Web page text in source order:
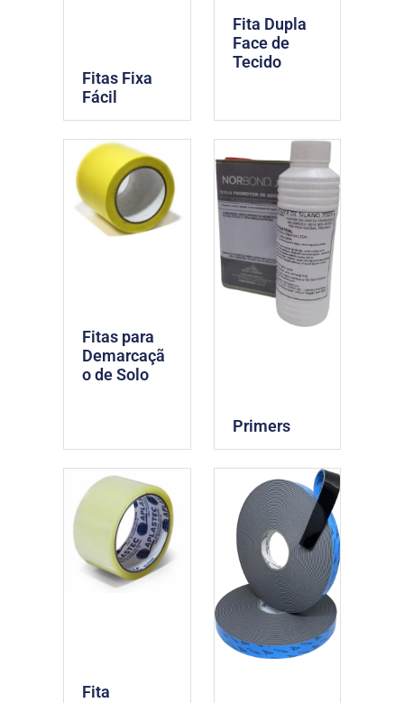
Fitas Fixa
Fácil
Fita Dupla
Face de
Tecido
Fitas para
Demarcaçã
o de Solo
Primers
Fita